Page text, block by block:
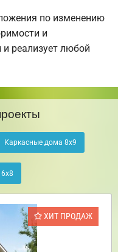
по изменению
и
реализует любой
Каркасные дома 8х9
ХИТ ПРОДАЖ